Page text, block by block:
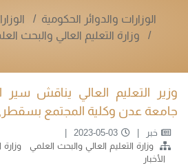
الوزارات والدوائر الحكومية
وزارة التعليم العالي والبحث
وزير التعليم العالي يناقش سير
جامعة عدن وكلية المجتمع
خبر
2023-05-03
وزارة التعليم العالي والبحث العلمي
وزارة
الأخبار